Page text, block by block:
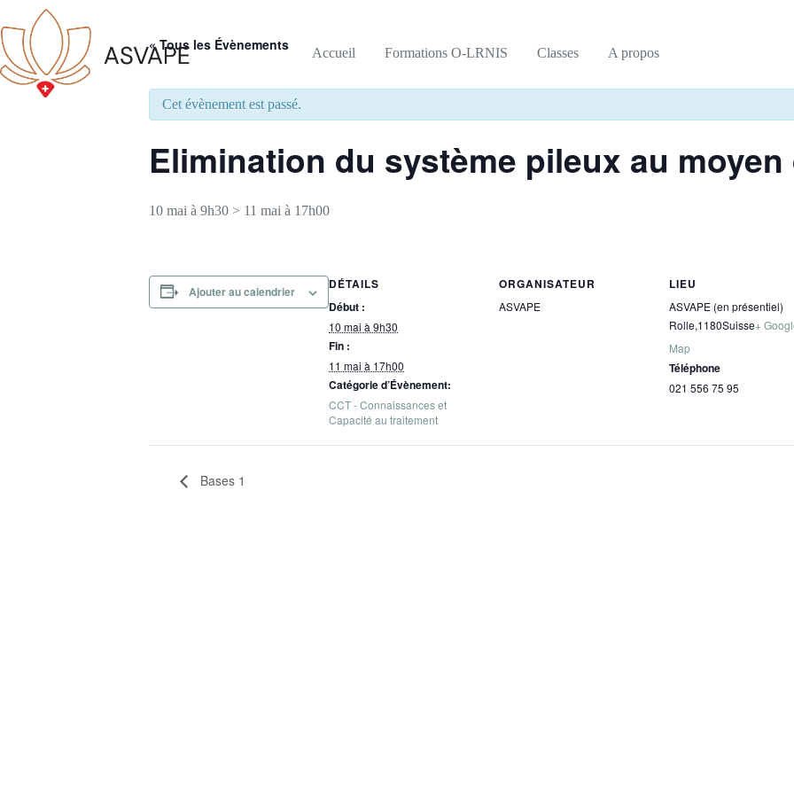
Accueil Formations O-LRNIS Classes A propos
« Tous les Évènements
Cet évènement est passé.
Elimination du système pileux au moyen
10 mai à 9h30 > 11 mai à 17h00
Ajouter au calendrier
DÉTAILS
Début :
10 mai à 9h30
Fin :
11 mai à 17h00
Catégorie d’Évènement:
CCT - Connaissances et
Capacité au traitement
ORGANISATEUR
ASVAPE
LIEU
ASVAPE (en présentiel)
Rolle,1180Suisse+
Map
Téléphone
021 556 75 95
Bases 1